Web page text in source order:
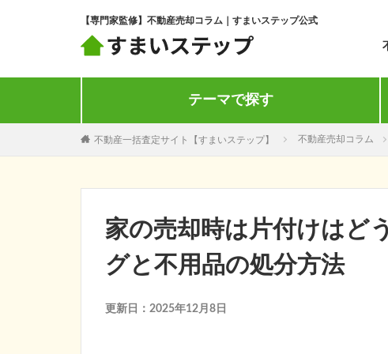
【専門家監修】不動産売却コラム｜すまいステップ公式
テーマで探す
不動産一括査定サイト【すまいステップ】 不動産売却コラム
家の売却時は片付けはど
グと不用品の処分方法
更新日：2025年12月8日